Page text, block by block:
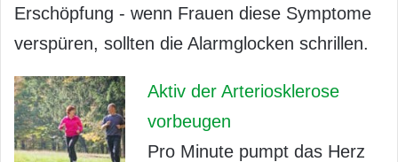
Erschöpfung - wenn Frauen diese Symptome
verspüren, sollten die Alarmglocken schrillen.
Aktiv der Arteriosklerose
vorbeugen
Pro Minute pumpt das Herz